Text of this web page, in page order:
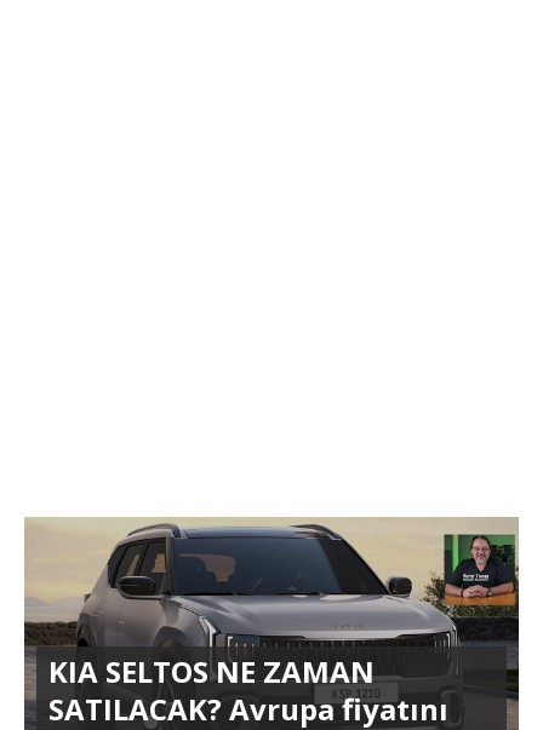
KIA SELTOS NE ZAMAN
SATILACAK? Avrupa fiyatını